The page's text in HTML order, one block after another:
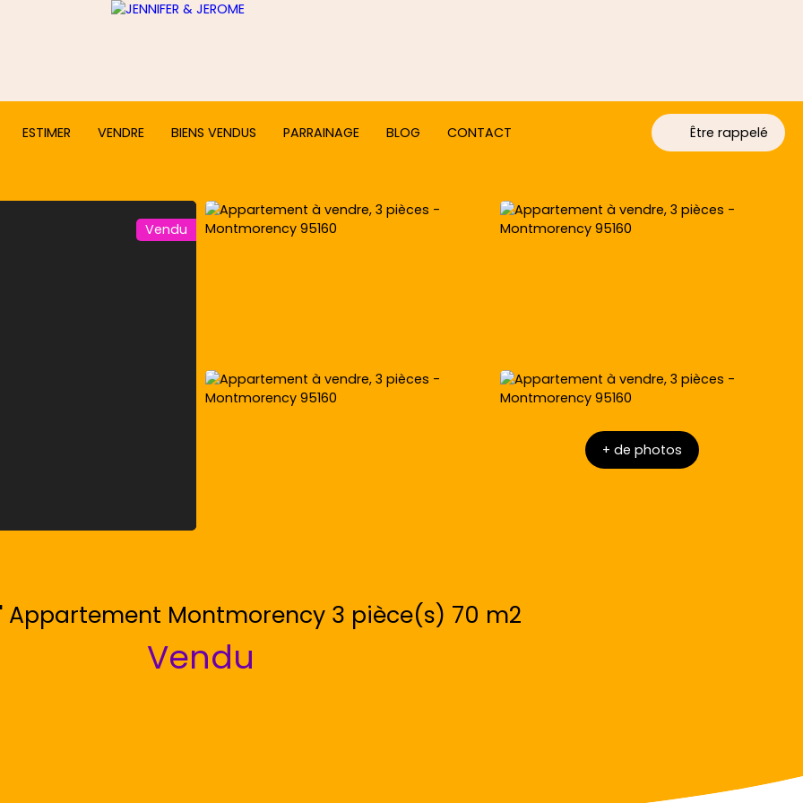
ESTIMER VENDRE BIENS VENDUS PARRAINAGE BLOG CONTACT Être rappelé
Vendu
+ de photos
Appartement Montmorency 3 pièce(s) 70 m2
Vendu